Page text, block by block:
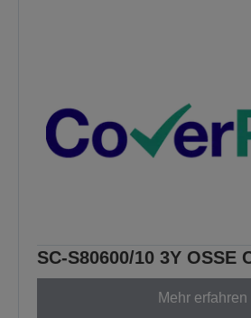
SC-S80600/10 3Y OSSE
Mehr erfahren